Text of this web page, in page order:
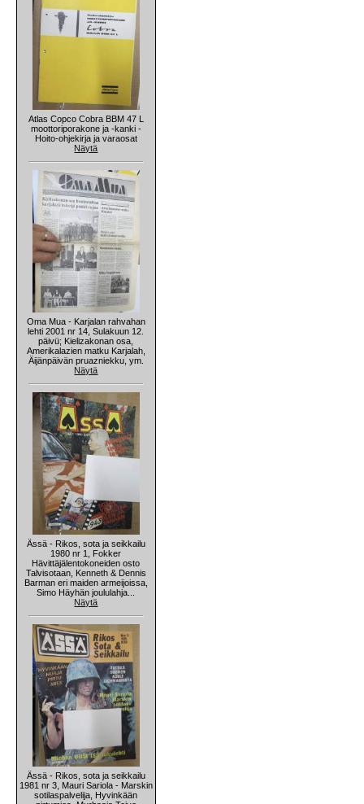
Atlas Copco Cobra BBM 47 L
moottoriporakone ja -kanki -
Hoito-ohjekirja ja varaosat
Näytä
Oma Mua - Karjalan rahvahan
lehti 2001 nr 14, Sulakuun 12.
päivü; Kielizakonan osa,
Amerikalazien matku Karjalah,
Äijänpäivän pruazniekku, ym.
Näytä
Ässä - Rikos, sota ja seikkailu
1980 nr 1, Fokker
Hävittäjälentokoneiden osto
Talvisotaan, Kenneth & Dennis
Barman eri maiden armeijoissa,
Simo Häyhän joululahja...
Näytä
Ässä - Rikos, sota ja seikkailu
1981 nr 3, Mauri Sariola - Marskin
sotilaspalvelija, Hyvinkään